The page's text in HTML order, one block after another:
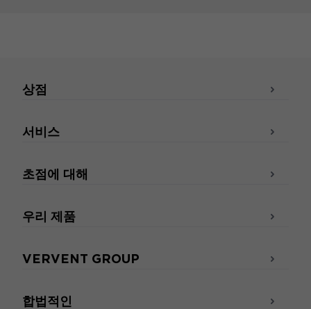
상점
서비스
초점에 대해
우리 제품
VERVENT GROUP
합법적인